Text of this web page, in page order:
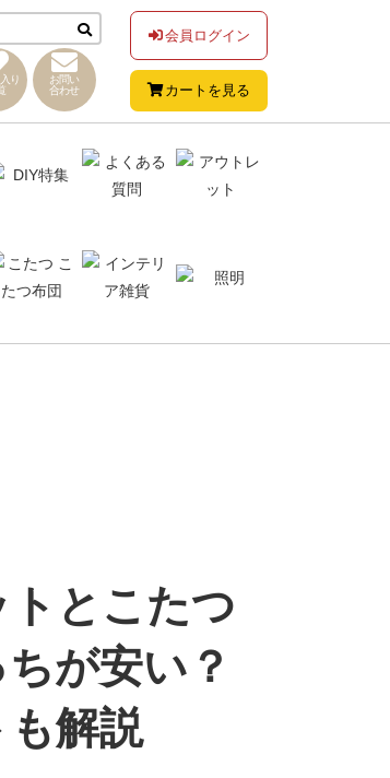
り
お問い
合わせ
会員ログイン
カートを見る
とこたつ
が安い？
解説